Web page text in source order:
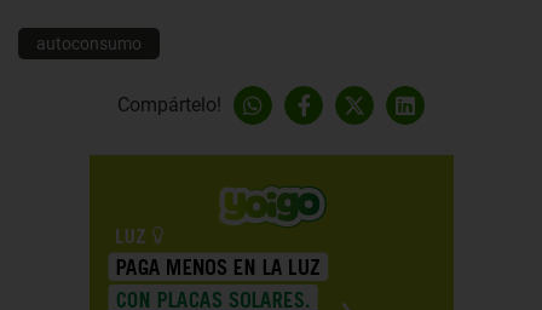
autoconsumo
Compártelo!